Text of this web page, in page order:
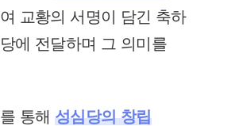
교황의 서명이 담긴 축하
에 전달하며 그 의미를
통해 성심당의 창립